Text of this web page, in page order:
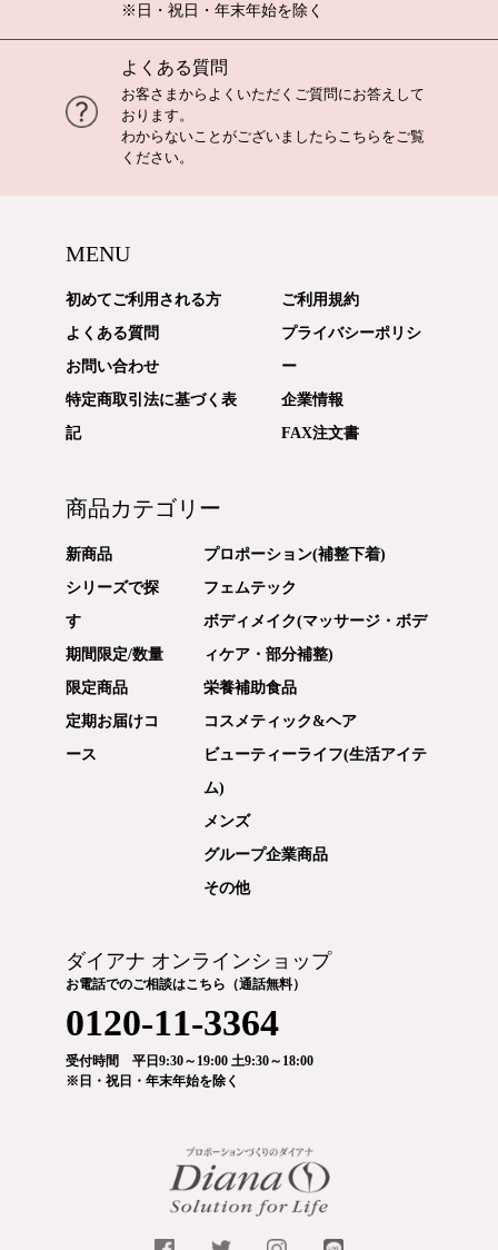
※日・祝日・年末年始を除く
よくある質問
お客さまからよくいただくご質問にお答えして
おります。
わからないことがございましたら こちら をご覧
ください。
MENU
初めてご利用される方
よくある質問
お問い合わせ
特定商取引法に基づく表
記
ご利用規約
プライバシーポリシ
ー
企業情報
FAX注文書
商品カテゴリー
新商品
シリーズで探
す
期間限定/数量
限定商品
定期お届けコ
ース
プロポーション(補整下着)
フェムテック
ボディメイク(マッサージ・ボデ
ィケア・部分補整)
栄養補助食品
コスメティック&ヘア
ビューティーライフ(生活アイテ
ム)
メンズ
グループ企業商品
その他
ダイアナ オンラインショップ
お電話でのご相談はこちら（通話無料）
0120-11-3364
受付時間 平日9:30～19:00 土9:30～18:00
※日・祝日・年末年始を除く